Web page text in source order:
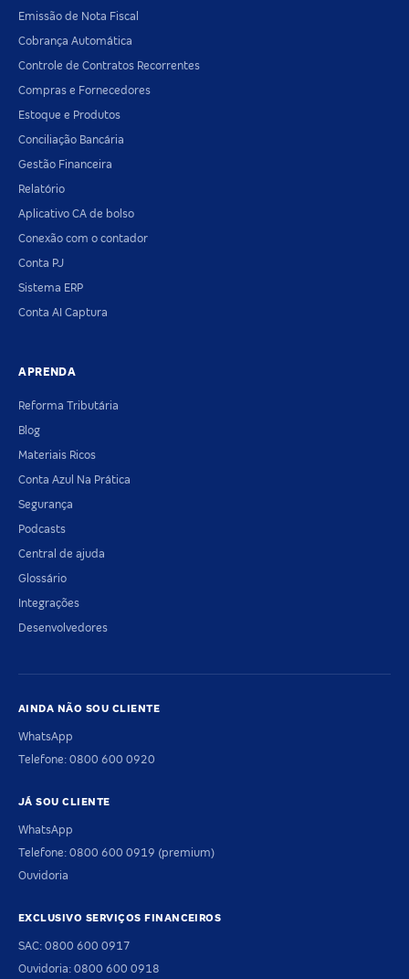
Emissão de Nota Fiscal
Cobrança Automática
Controle de Contratos Recorrentes
Compras e Fornecedores
Estoque e Produtos
Conciliação Bancária
Gestão Financeira
Relatório
Aplicativo CA de bolso
Conexão com o contador
Conta PJ
Sistema ERP
Conta AI Captura
APRENDA
Reforma Tributária
Blog
Materiais Ricos
Conta Azul Na Prática
Segurança
Podcasts
Central de ajuda
Glossário
Integrações
Desenvolvedores
AINDA NÃO SOU CLIENTE
WhatsApp
Telefone: 0800 600 0920
JÁ SOU CLIENTE
WhatsApp
Telefone: 0800 600 0919 (premium)
Ouvidoria
EXCLUSIVO SERVIÇOS FINANCEIROS
SAC: 0800 600 0917
Ouvidoria: 0800 600 0918